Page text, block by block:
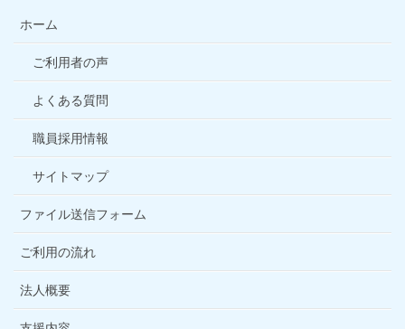
ホーム
ご利用者の声
よくある質問
職員採用情報
サイトマップ
ファイル送信フォーム
ご利用の流れ
法人概要